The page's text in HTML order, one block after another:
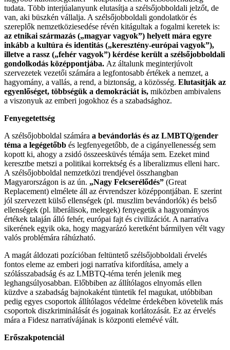
tudata. Több interjúalanyunk elutasítja a szélsőjobboldali jelzőt, de
van, aki büszkén vállalja. A szélsőjobboldali gondolatkör és
szereplők nemzetköziesedése révén kitágultak a fogalmi keretek is:
az etnikai származás („magyar vagyok”) helyett mára egyre
inkább a kultúra és identitás („keresztény-európai vagyok”),
illetve a rassz („fehér vagyok”) kérdése került a szélsőjobboldali
gondolkodás középpontjába. Az általunk meginterjúvolt
szervezetek vezetői számára a legfontosabb értékek a nemzet, a
hagyomány, a vallás, a rend, a biztonság, a közösség. Elutasítják az
egyenlőséget, többségük a demokráciát is, miközben ambivalens
a viszonyuk az emberi jogokhoz és a szabadsághoz.
Fenyegetettség
A szélsőjobboldal számára a bevándorlás és az LMBTQ/gender
téma a legégetőbb és legfenyegetőbb, de a cigányellenesség sem
kopott ki, ahogy a zsidó összeesküvés témája sem. Ezeket mind
keresztbe metszi a politikai korrektség és a liberalizmus elleni harc.
A szélsőjobboldal nemzetközi trendjével összhangban
Magyarországon is az ún. „Nagy Felcserélődés” (Great
Replacement) elmélete áll az érvrendszer középpontjában. E szerint
jól szervezett külső ellenségek (pl. muszlim bevándorlók) és belső
ellenségek (pl. liberálisok, melegek) fenyegetik a hagyományos
értékek talaján álló fehér, európai fajt és civilizációt. A narratíva
sikerének egyik oka, hogy magyarázó keretként bármilyen vélt vagy
valós problémára ráhúzható.
A magát áldozati pozícióban feltüntető szélsőjobboldali érvelés
fontos eleme az emberi jogi narratíva kifordítása, amely a
szólásszabadság és az LMBTQ-téma terén jelenik meg
leghangsúlyosabban. Előbbiben az állítólagos elnyomás ellen
küzdve a szabadság bajnokaként tüntetik fel magukat, utóbbiban
pedig egyes csoportok állítólagos védelme érdekében követelik más
csoportok diszkriminálását és jogainak korlátozását. Ez az érvelés
mára a Fidesz narratívájának is központi elemévé vált.
Erőszakpotenciál